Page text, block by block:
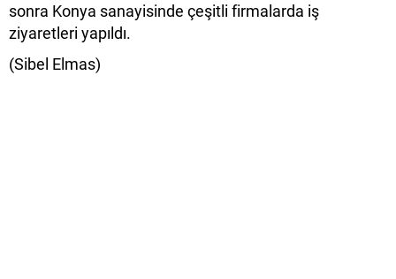
sonra Konya sanayisinde çeşitli firmalarda iş
ziyaretleri yapıldı.
(Sibel Elmas)